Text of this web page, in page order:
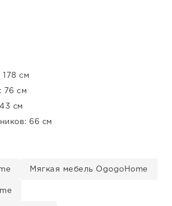
178 см
76 см
см
66 см
Мягкая мебель OgogoHome